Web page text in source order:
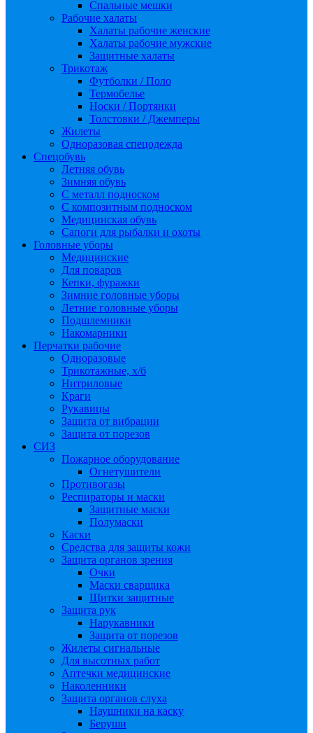
Спальные мешки
Рабочие халаты
Халаты рабочие женские
Халаты рабочие мужские
Защитные халаты
Трикотаж
Футболки / Поло
Термобелье
Носки / Портянки
Толстовки / Джемперы
Жилеты
Одноразовая спецодежда
Спецобувь
Летняя обувь
Зимняя обувь
С металл подноском
С композитным подноском
Медицинская обувь
Сапоги для рыбалки и охоты
Головные уборы
Медицинские
Для поваров
Кепки, фуражки
Зимние головные уборы
Летние головные уборы
Подшлемники
Накомарники
Перчатки рабочие
Одноразовые
Трикотажные, х/б
Нитриловые
Краги
Рукавицы
Защита от вибрации
Защита от порезов
СИЗ
Пожарное оборудование
Огнетушители
Противогазы
Респираторы и маски
Защитные маски
Полумаски
Каски
Средства для защиты кожи
Защита органов зрения
Очки
Маски сварщика
Щитки защитные
Защита рук
Нарукавники
Защита от порезов
Жилеты сигнальные
Для высотных работ
Аптечки медицинские
Наколенники
Защита органов слуха
Наушники на каску
Беруши